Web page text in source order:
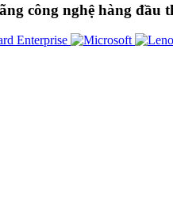
công nghệ hàng đầu